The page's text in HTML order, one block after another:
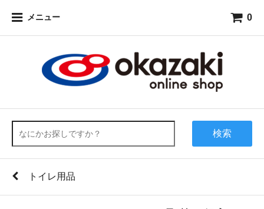
メニュー 0
検索
トイレ用品